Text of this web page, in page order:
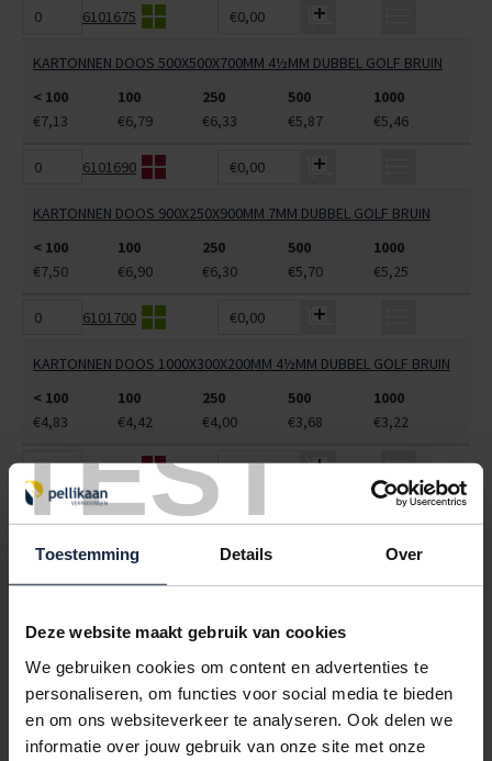
TEST
Toestemming Details Over
Deze website maakt gebruik van cookies
We gebruiken cookies om content en advertenties te
personaliseren, om functies voor social media te bieden
en om ons websiteverkeer te analyseren. Ook delen we
informatie over jouw gebruik van onze site met onze
6101675 €0,00
KARTONNEN DOOS 500X500X700MM 4½MM DUBBEL GOLF BRUIN
< 100
100 250 500
1000
€7,13
€6,79 €6,33 €5,87 €5,46
6101690 €0,00
KARTONNEN DOOS 900X250X900MM 7MM DUBBEL GOLF BRUIN
< 100
100 250 500
1000
€7,50
€6,90 €6,30 €5,70 €5,25
6101700 €0,00
KARTONNEN DOOS 1000X300X200MM 4½MM DUBBEL GOLF BRUIN
< 100
100 250 500
1000
€4,83
€4,42 €4,00 €3,68 €3,22
6101715 €0,00
KARTONNEN DOOS 1000X400X150MM CB-ZWAAR BRUIN\BRUIN
6101725 €0,00
KARTONNEN DOOS 1000X500X500MM 7MM DUBBEL GOLF BRUIN
< 100
100 250 500
1000
€7,59
€7,15 €6,72 €6,28 €5,84